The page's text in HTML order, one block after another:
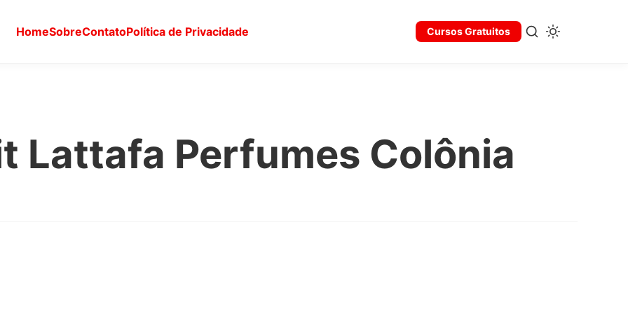
HomeSobreContatoPolítica de Privacidade Cursos Gratuitos
Lattafa Perfumes Colônia